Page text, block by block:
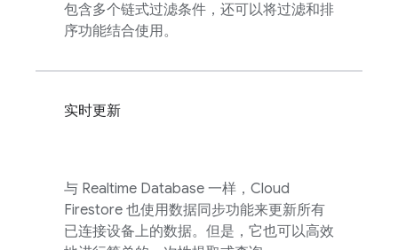
包含多个链式过滤条件，还可以将过滤和排
序功能结合使用。
实时更新
与 Realtime Database 一样， Cloud
Firestore 也使用数据同步功能来更新所有
已连接设备上的数据。但是，它也可以高效